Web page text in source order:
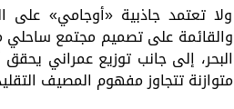
ولا تعتمد جاذبية «أوجامي» على
والقائمة على تصميم مجتمع ساحلي
البحر، إلى جانب توزيع عمراني
متوازنة تتجاوز مفهوم المصيف